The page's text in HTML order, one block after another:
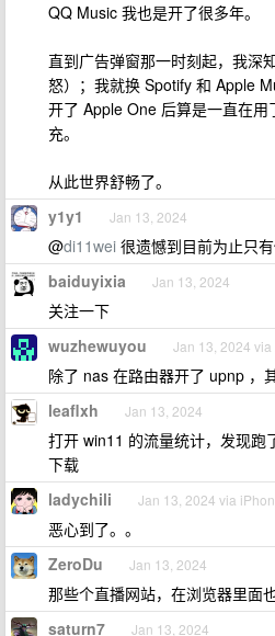
QQ Music 我也是开了很多年。
直到广告弹窗那一时刻起，我深
怒）；我就换 Spotify 和 Apple
开了 Apple One 后算是一直在
充。
从此世界舒畅了。
y1y1 Jan 13, 2024
@di11wei 很遗憾到目前为止只
baiduyixia Jan 13, 2024
关注一下
wuzhewuyou Jan 13, 2024
除了 nas 在路由器开了 upnp ，
leaflxh Jan 13, 2024
打开 win11 的流量统计，发现跑
下载
ladychili Jan 13, 2024 via
恶心到了。。
ZeroDu Jan 13, 2024
那些个直播网站，在浏览器里面
saturn7 Jan 13, 2024